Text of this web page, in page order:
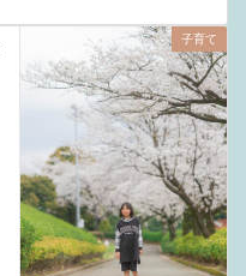
子育て